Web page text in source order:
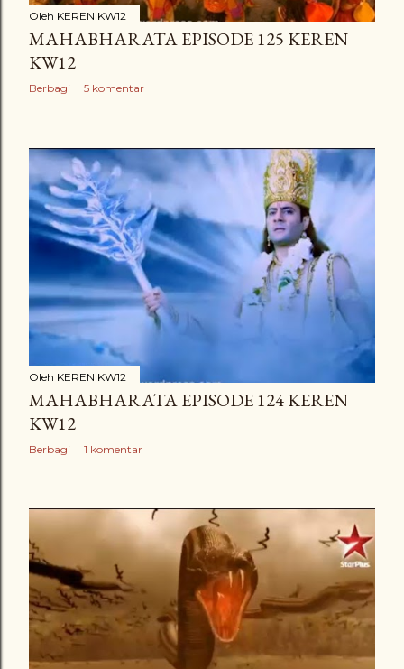
Oleh KEREN KW12
MAHABHARATA EPISODE 125 KEREN
KW12
Berbagi 5 komentar
Oleh KEREN KW12
MAHABHARATA EPISODE 124 KEREN
KW12
Berbagi 1 komentar